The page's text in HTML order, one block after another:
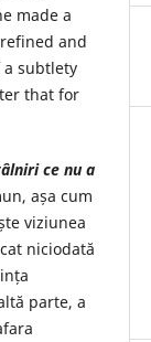
made a
and
subtlety
that for
ce nu a
așa cum
viziunea
niciodată
parte, a